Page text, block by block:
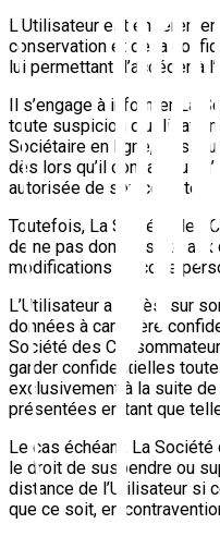
L’Utilisateur est
conservation et de la
lui permettant d’accéder à
Il s’engage à informer La
toute suspicion
Sociétaire en ligne, ainsi
dès lors qu’il connaît ou
autorisée de son compte.
Toutefois, La Société des
de ne pas donner suite
modifications du code
L’Utilisateur a accès, sur
données à caractère
Société des
garder confidentielles
exclusivement à la suite
présentées en tant que
Le cas échéant, La
le droit de suspendre ou
distance de l’Utilisateur si
que ce soit, en